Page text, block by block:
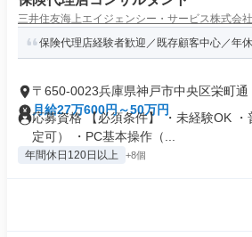
三井住友海上エイジェンシー・サービス株式会社
保険代理店経験者歓迎／既存顧客中心／年
〒650-0023兵庫県神戸市中央区栄町通
月給27万600円～50万円
応募資格 【必須条件】 ・未経験OK
定可） ・PC基本操作（...
年間休日120日以上 +8個